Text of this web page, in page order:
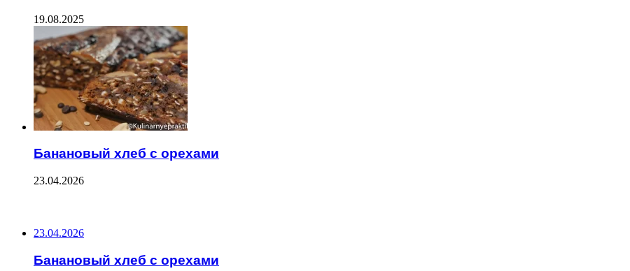
19.08.2025
Банановый хлеб с орехами
23.04.2026
23.04.2026
Банановый хлеб с орехами